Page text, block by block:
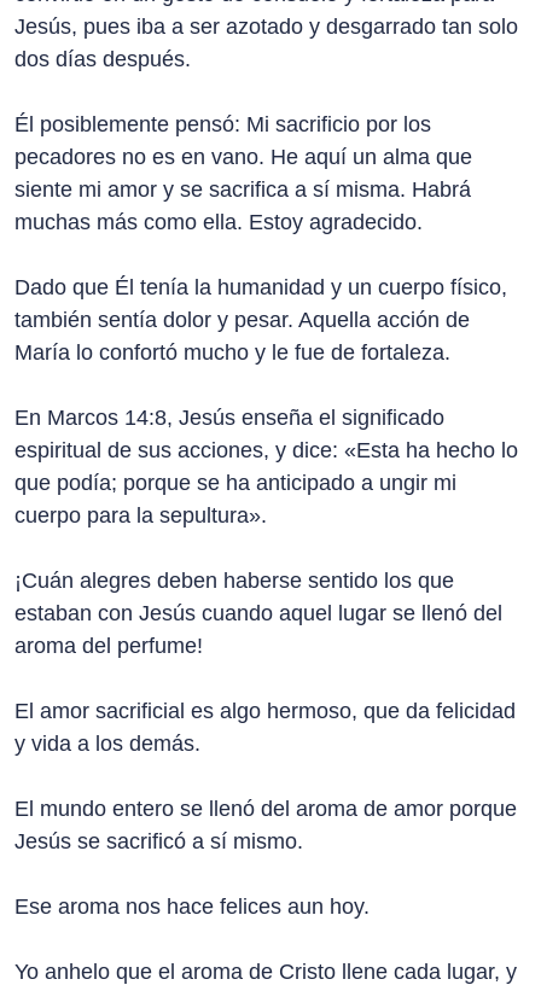
Jesús, pues iba a ser azotado y desgarrado tan solo
dos días después.
Él posiblemente pensó: Mi sacrificio por los
pecadores no es en vano. He aquí un alma que
siente mi amor y se sacrifica a sí misma. Habrá
muchas más como ella. Estoy agradecido.
Dado que Él tenía la humanidad y un cuerpo físico,
también sentía dolor y pesar. Aquella acción de
María lo confortó mucho y le fue de fortaleza.
En Marcos 14:8, Jesús enseña el significado
espiritual de sus acciones, y dice: «Esta ha hecho lo
que podía; porque se ha anticipado a ungir mi
cuerpo para la sepultura».
¡Cuán alegres deben haberse sentido los que
estaban con Jesús cuando aquel lugar se llenó del
aroma del perfume!
El amor sacrificial es algo hermoso, que da felicidad
y vida a los demás.
El mundo entero se llenó del aroma de amor porque
Jesús se sacrificó a sí mismo.
Ese aroma nos hace felices aun hoy.
Yo anhelo que el aroma de Cristo llene cada lugar, y